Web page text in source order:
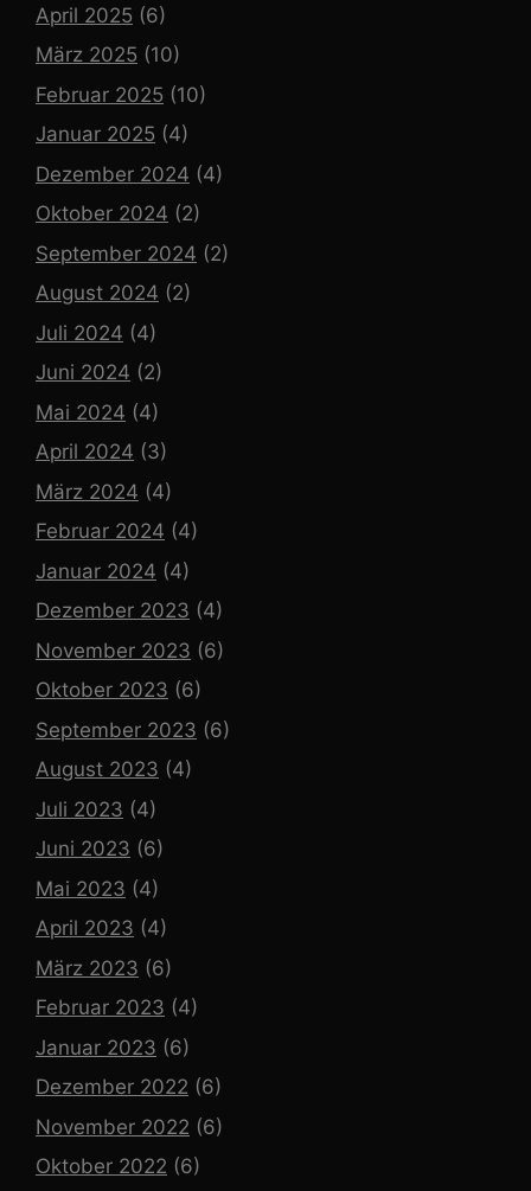
April 2025 (6)
März 2025 (10)
Februar 2025 (10)
Januar 2025 (4)
Dezember 2024 (4)
Oktober 2024 (2)
September 2024 (2)
August 2024 (2)
Juli 2024 (4)
Juni 2024 (2)
Mai 2024 (4)
April 2024 (3)
März 2024 (4)
Februar 2024 (4)
Januar 2024 (4)
Dezember 2023 (4)
November 2023 (6)
Oktober 2023 (6)
September 2023 (6)
August 2023 (4)
Juli 2023 (4)
Juni 2023 (6)
Mai 2023 (4)
April 2023 (4)
März 2023 (6)
Februar 2023 (4)
Januar 2023 (6)
Dezember 2022 (6)
November 2022 (6)
Oktober 2022 (6)